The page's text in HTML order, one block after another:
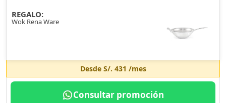
REGALO:
Wok Rena Ware
Desde S/. 431 /mes
Consultar promoción